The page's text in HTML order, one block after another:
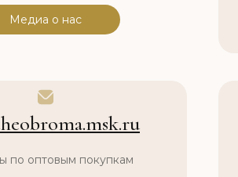
по оптовым покупкам
Медиа о нас